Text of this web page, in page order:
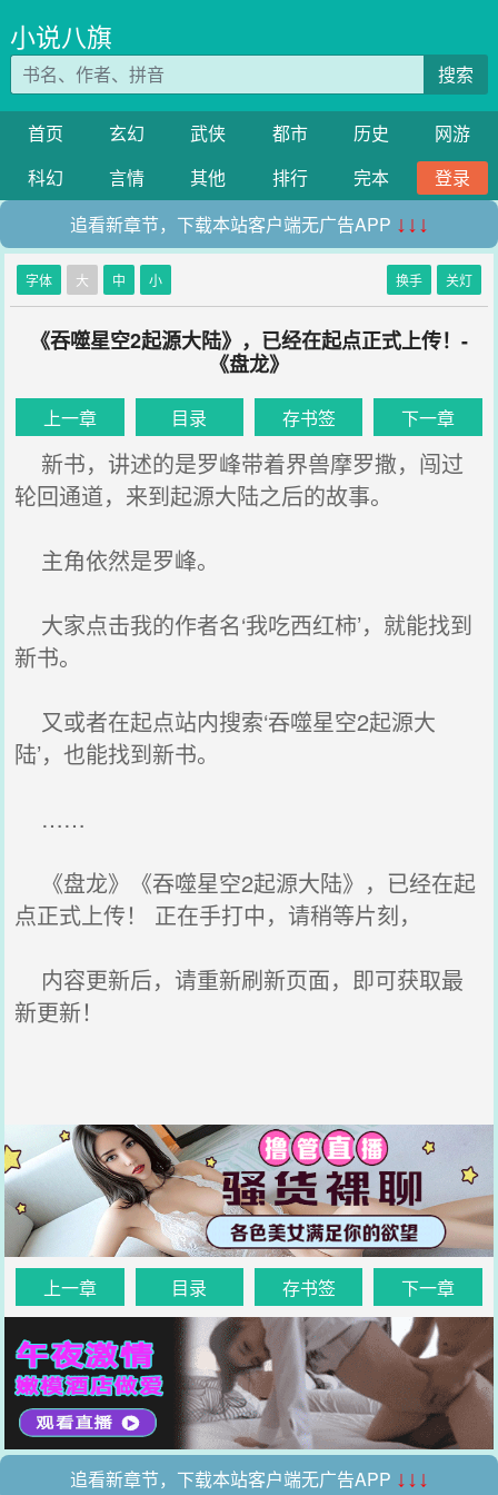
小说八旗
搜索
首页 玄幻 武侠 都市 历史
网游
科幻
言情 其他 排行 完本
登录
追看新章节，下载本站客户端无广告APP ↓↓↓
字体 大 中 小 换手 关灯
《吞噬星空2起源大陆》，已经在起点正式上传！-
《盘龙》
上一章 目录 存书签 下一章
新书，讲述的是罗峰带着界兽摩罗撒，闯过
轮回通道，来到起源大陆之后的故事。
主角依然是罗峰。
大家点击我的作者名‘我吃西红柿’，就能找到
新书。
又或者在起点站内搜索‘吞噬星空2起源大
陆’，也能找到新书。
……
《盘龙》《吞噬星空2起源大陆》，已经在起
点正式上传！ 正在手打中，请稍等片刻，
内容更新后，请重新刷新页面，即可获取最
新更新！
上一章 目录 存书签 下一章
追看新章节，下载本站客户端无广告APP ↓↓↓